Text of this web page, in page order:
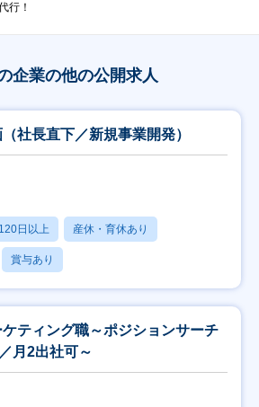
行！
企業の他の公開求人
社長直下／新規事業開発）
日以上 産休・育休あり
賞与あり
ケティング職～ポジションサーチ
月2出社可～